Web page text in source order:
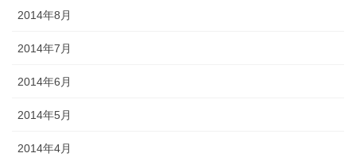
2014年8月
2014年7月
2014年6月
2014年5月
2014年4月